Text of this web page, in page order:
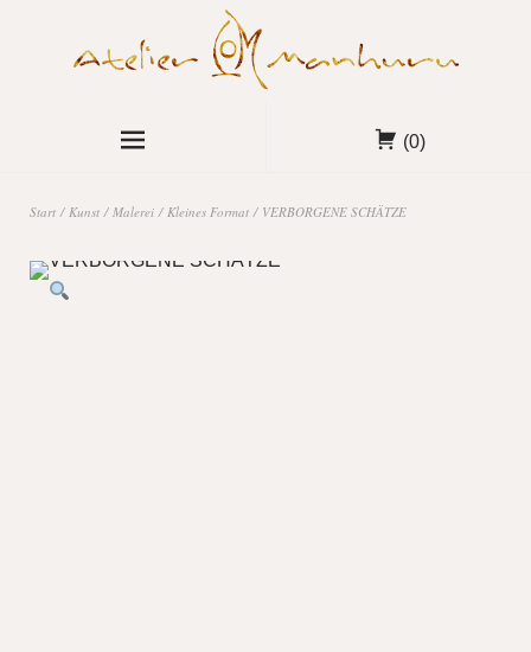
(0)
Start / Kunst / Malerei / Kleines Format / VERBORGENE SCHÄTZE